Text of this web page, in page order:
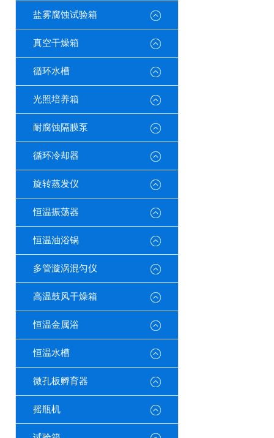
盐雾腐蚀试验箱
真空干燥箱
循环水槽
光照培养箱
耐腐蚀隔膜泵
循环冷却器
旋转蒸发仪
恒温振荡器
恒温油浴锅
多管漩涡混匀仪
高温鼓风干燥箱
恒温金属浴
恒温水槽
微孔板孵育器
摇瓶机